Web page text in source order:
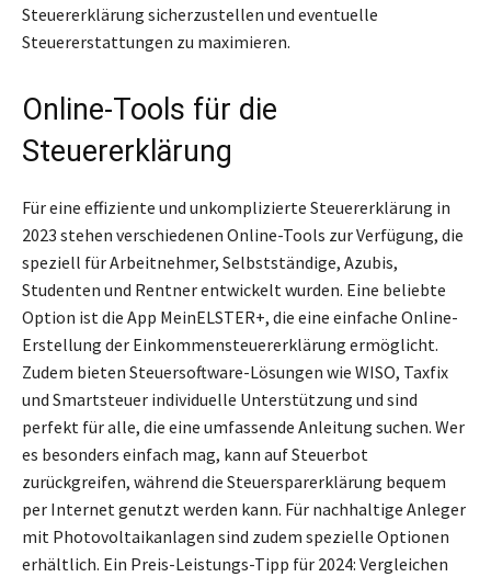
Steuererklärung sicherzustellen und eventuelle
Steuererstattungen zu maximieren.
Online-Tools für die
Steuererklärung
Für eine effiziente und unkomplizierte Steuererklärung in
2023 stehen verschiedenen Online-Tools zur Verfügung, die
speziell für Arbeitnehmer, Selbstständige, Azubis,
Studenten und Rentner entwickelt wurden. Eine beliebte
Option ist die App MeinELSTER+, die eine einfache Online-
Erstellung der Einkommensteuererklärung ermöglicht.
Zudem bieten Steuersoftware-Lösungen wie WISO, Taxfix
und Smartsteuer individuelle Unterstützung und sind
perfekt für alle, die eine umfassende Anleitung suchen. Wer
es besonders einfach mag, kann auf Steuerbot
zurückgreifen, während die Steuersparerklärung bequem
per Internet genutzt werden kann. Für nachhaltige Anleger
mit Photovoltaikanlagen sind zudem spezielle Optionen
erhältlich. Ein Preis-Leistungs-Tipp für 2024: Vergleichen